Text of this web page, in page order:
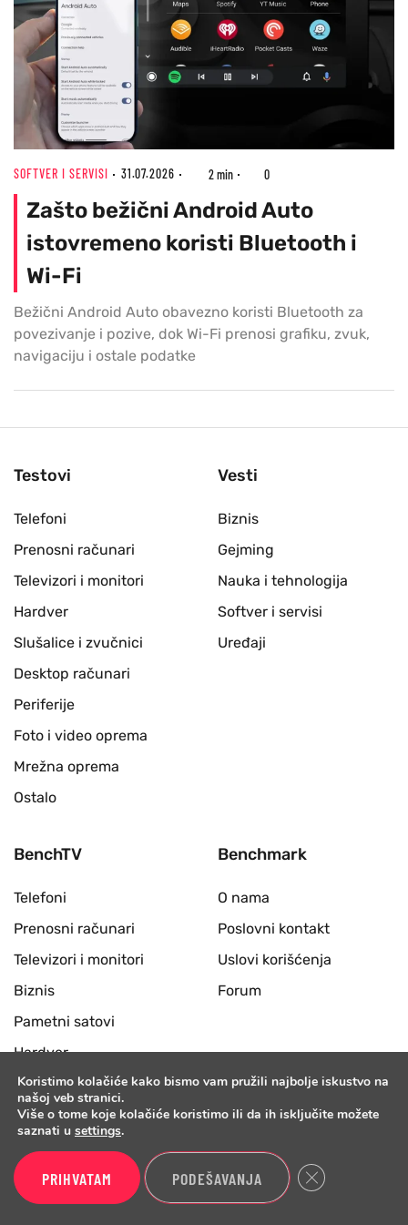
SOFTVER I SERVISI 31.07.2026 2 min 0
Zašto bežični Android Auto
istovremeno koristi Bluetooth i
Wi-Fi
Bežični Android Auto obavezno koristi Bluetooth za
povezivanje i pozive, dok Wi-Fi prenosi grafiku, zvuk,
navigaciju i ostale podatke
Testovi
Telefoni
Prenosni računari
Televizori i monitori
Hardver
Slušalice i zvučnici
Desktop računari
Periferije
Foto i video oprema
Mrežna oprema
Ostalo
Vesti
Biznis
Gejming
Nauka i tehnologija
Softver i servisi
Uređaji
BenchTV
Telefoni
Prenosni računari
Televizori i monitori
Biznis
Pametni satovi
Hardver
Slušalice i zvučnici
Desktop računari
Benchmark
Benchmark
O nama
Poslovni kontakt
Uslovi korišćenja
Forum
Koristimo kolačiće kako bismo vam pružili najbolje iskustvo na
našoj veb stranici.
Više o tome koje kolačiće koristimo ili da ih isključite možete
saznati u settings.
PRIHVATAM PODEŠAVANJA Close GDPR